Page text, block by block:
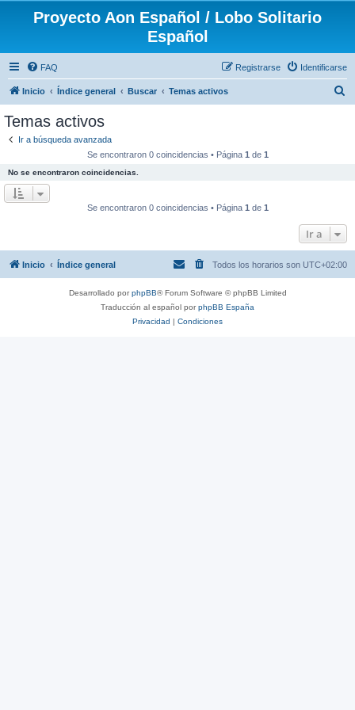
Proyecto Aon Español / Lobo Solitario
Español
FAQ Identificarse
Registrarse
Inicio Índice general Buscar Temas activos
Temas activos
Ir a búsqueda avanzada
Se encontraron 0 coincidencias • Página 1 de 1
No se encontraron coincidencias.
Se encontraron 0 coincidencias • Página 1 de 1
Ir a
Inicio Índice general Todos los horarios son UTC+02:00
Desarrollado porphpBB® Forum Software © phpBB Limited
Traducción al español porphpBB España
Privacidad | Condiciones